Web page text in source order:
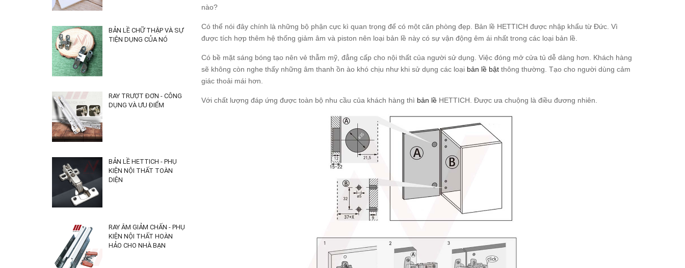
nào?
Có thể nói đây chính là những bộ phận cực kì quan trọng để có một căn phòng đẹp. Bản lề HETTICH được nhập khẩu từ Đức. Vì
được tích hợp thêm hệ thống giảm âm và piston nên loại bản lề này có sự vận động êm ái nhất trong các loại bản lề.
Có bề mặt sáng bóng tạo nên vẻ thẫm mỹ, đẳng cấp cho nội thất của người sử dụng. Việc đóng mở cửa tủ dễ dàng hơn. Khách hàng
sẽ không còn nghe thấy những âm thanh ồn ào khó chịu như khi sử dụng các loại bản lề bậtthông thường. Tạo cho người dùng cảm
giác thoải mái hơn.
Với chất lượng đáp ứng được toàn bộ nhu cầu của khách hàng thì bản lềHETTICH. Được ưa chuộng là điều đương nhiên.
BẢN LỀ CHỮ THẬP VÀ SỰ
TIỆN DỤNG CỦA NÓ
RAY TRƯỢT ĐƠN - CÔNG
DỤNG VÀ ƯU ĐIỂM
BẢN LỀ HETTICH - PHỤ
KIỆN NỘI THẤT TOÀN
DIỆN
RAY ÂM GIẢM CHẤN - PHỤ
KIỆN NỘI THẤT HOÀN
HẢO CHO NHÀ BẠN